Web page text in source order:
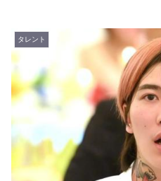
タレント